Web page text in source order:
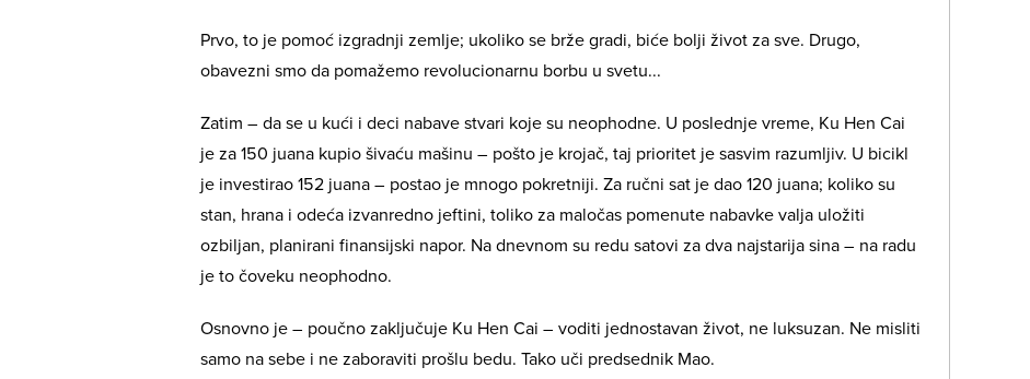
Prvo, to je pomoć izgradnji zemlje; ukoliko se brže gradi, biće bolji život za sve. Drugo,
obavezni smo da pomažemo revolucionarnu borbu u svetu...
Zatim – da se u kući i deci nabave stvari koje su neophodne. U poslednje vreme, Ku Hen Cai
je za 150 juana kupio šivaću mašinu – pošto je krojač, taj prioritet je sasvim razumljiv. U bicikl
je investirao 152 juana – postao je mnogo pokretniji. Za ručni sat je dao 120 juana; koliko su
stan, hrana i odeća izvanredno jeftini, toliko za maločas pomenute nabavke valja uložiti
ozbiljan, planirani finansijski napor. Na dnevnom su redu satovi za dva najstarija sina – na radu
je to čoveku neophodno.
Osnovno je – poučno zaključuje Ku Hen Cai – voditi jednostavan život, ne luksuzan. Ne misliti
samo na sebe i ne zaboraviti prošlu bedu. Tako uči predsednik Mao.